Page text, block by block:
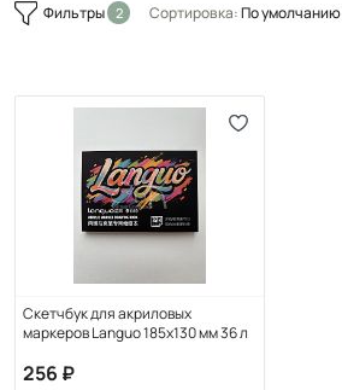
Фильтры Сортировка:По умолчанию
Скетчбук для акриловых
маркеров Languo 185х130 мм 36 л
256